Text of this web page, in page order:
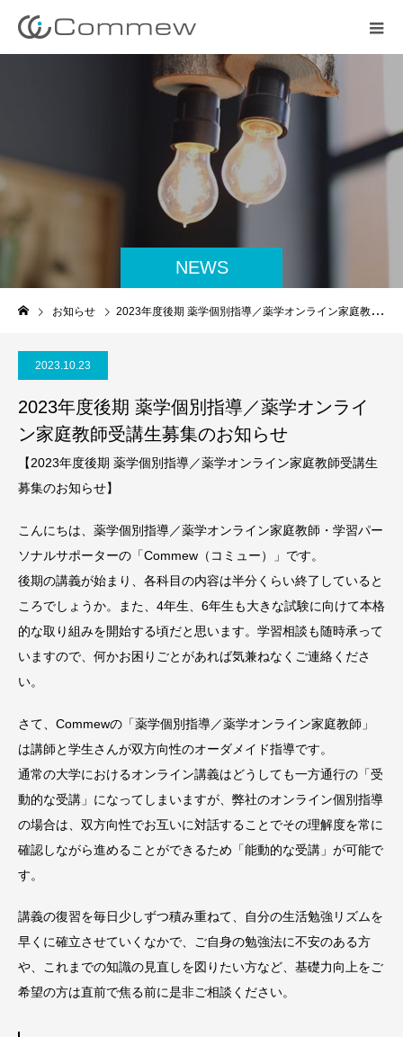
NEWS
お知らせ 2023年度後期 薬学個別指導／薬学オンライン家庭教師受講生募集のお知らせ
2023.10.23
2023年度後期 薬学個別指導／薬学オンライ
ン家庭教師受講生募集のお知らせ
【2023年度後期 薬学個別指導／薬学オンライン家庭教師受講生
募集のお知らせ】
こんにちは、薬学個別指導／薬学オンライン家庭教師・学習パー
ソナルサポーターの「Commew（コミュー）」です。
後期の講義が始まり、各科目の内容は半分くらい終了していると
ころでしょうか。また、4年生、6年生も大きな試験に向けて本格
的な取り組みを開始する頃だと思います。学習相談も随時承って
いますので、何かお困りごとがあれば気兼ねなくご連絡くださ
い。
さて、Commewの「薬学個別指導／薬学オンライン家庭教師」
は講師と学生さんが双方向性のオーダメイド指導です。
通常の大学におけるオンライン講義はどうしても一方通行の「受
動的な受講」になってしまいますが、弊社のオンライン個別指導
の場合は、双方向性でお互いに対話することでその理解度を常に
確認しながら進めることができるため「能動的な受講」が可能で
す。
講義の復習を毎日少しずつ積み重ねて、自分の生活勉強リズムを
早くに確立させていくなかで、ご自身の勉強法に不安のある方
や、これまでの知識の見直しを図りたい方など、基礎力向上をご
希望の方は直前で焦る前に是非ご相談ください。